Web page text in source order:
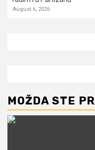
August 6, 2026
MOŽDA STE